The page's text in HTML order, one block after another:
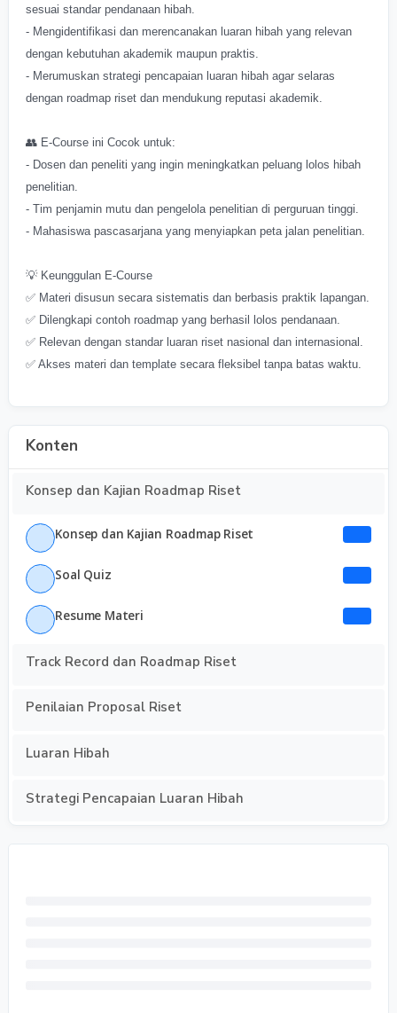
sesuai standar pendanaan hibah.
- Mengidentifikasi dan merencanakan luaran hibah yang relevan
dengan kebutuhan akademik maupun praktis.
- Merumuskan strategi pencapaian luaran hibah agar selaras
dengan roadmap riset dan mendukung reputasi akademik.
👥 E-Course ini Cocok untuk:
- Dosen dan peneliti yang ingin meningkatkan peluang lolos hibah
penelitian.
- Tim penjamin mutu dan pengelola penelitian di perguruan tinggi.
- Mahasiswa pascasarjana yang menyiapkan peta jalan penelitian.
💡 Keunggulan E-Course
✅ Materi disusun secara sistematis dan berbasis praktik lapangan.
✅ Dilengkapi contoh roadmap yang berhasil lolos pendanaan.
✅ Relevan dengan standar luaran riset nasional dan internasional.
✅ Akses materi dan template secara fleksibel tanpa batas waktu.
Konten
Konsep dan Kajian Roadmap Riset
Konsep dan Kajian Roadmap Riset
Soal Quiz
Resume Materi
Track Record dan Roadmap Riset
Penilaian Proposal Riset
Luaran Hibah
Strategi Pencapaian Luaran Hibah